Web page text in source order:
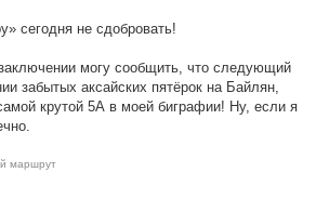
сегодня не сдобровать!
могу сообщить, что следующий
забытых аксайских пятёрок на Байлян,
крутой 5А в моей биграфии! Ну, если я
маршрут